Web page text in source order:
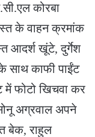
कोरबा
के वाहन क्रमांक
आदर्श खूंटे, दुर्गेश
साथ काफी पाईंट
में फोटो खिचवा कर
अग्रवाल अपने
बेक, राहुल